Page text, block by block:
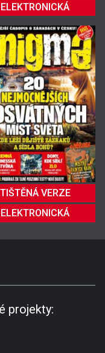
ELEKTRONICKÁ
TIŠTĚNÁ VERZE
ELEKTRONICKÁ
projekty: